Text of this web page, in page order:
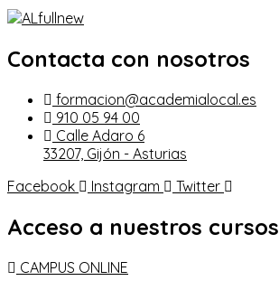
Contacta con nosotros
formacion@academialocal.es
910 05 94 00
Calle Adaro 6
33207, Gijón - Asturias
Facebook
Instagram Twitter
Acceso a nuestros cursos
CAMPUS ONLINE